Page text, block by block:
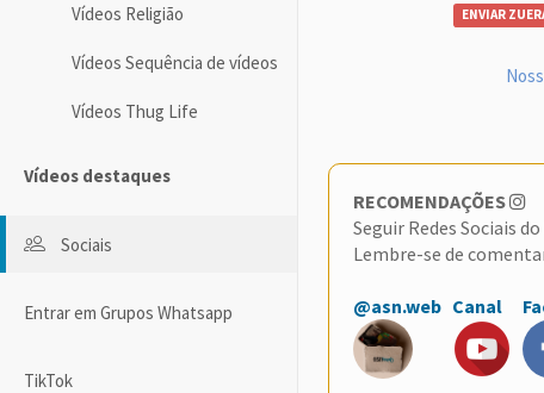
Vídeos Religião
Vídeos Sequência de vídeos
Vídeos Thug Life
Vídeos destaques
Sociais
Entrar em Grupos Whatsapp
TikTok
ENVIAR
RECOMENDAÇÕES
Seguir Redes Sociais
Lembre-se de
@asn.web Canal